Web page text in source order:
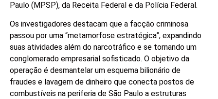
Paulo (MPSP), da Receita Federal e da Polícia Federal.
Os investigadores destacam que a facção criminosa
passou por uma “metamorfose estratégica”, expandindo
suas atividades além do narcotráfico e se tornando um
conglomerado empresarial sofisticado. O objetivo da
operação é desmantelar um esquema bilionário de
fraudes e lavagem de dinheiro que conecta postos de
combustíveis na periferia de São Paulo a estruturas